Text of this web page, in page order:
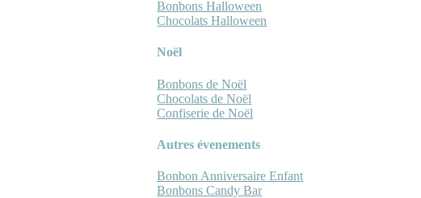
Bonbons Halloween
Chocolats Halloween
Noël
Bonbons de Noël
Chocolats de Noël
Confiserie de Noël
Autres évenements
Bonbon Anniversaire Enfant
Bonbons Candy Bar